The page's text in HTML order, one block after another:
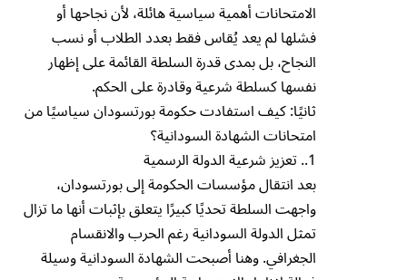
الامتحانات أهمية سياسية هائلة، لأن نجاحها أو
فشلها لم يعد يُقاس فقط بعدد الطلاب أو نسب
النجاح، بل بمدى قدرة السلطة القائمة على إظهار
نفسها كسلطة شرعية وقادرة على الحكم.
ثانيًا: كيف استفادت حكومة بورتسودان سياسيًا من
امتحانات الشهادة السودانية؟
1.. تعزيز شرعية الدولة الرسمية
بعد انتقال مؤسسات الحكومة إلى بورتسودان،
واجهت السلطة تحديًا كبيرًا يتعلق بإثبات أنها ما تزال
تمثل الدولة السودانية رغم الحرب والانقسام
الجغرافي. وهنا أصبحت الشهادة السودانية وسيلة